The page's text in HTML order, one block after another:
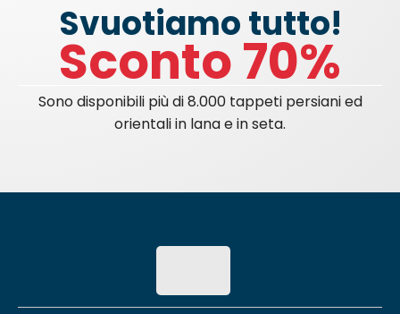
Svuotiamo tutto!
Sconto 70%
Sono disponibili più di 8.000 tappeti persiani ed
orientali in lana e in seta.